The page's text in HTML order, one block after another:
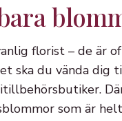
florist – de är
ska du vända dig
som är